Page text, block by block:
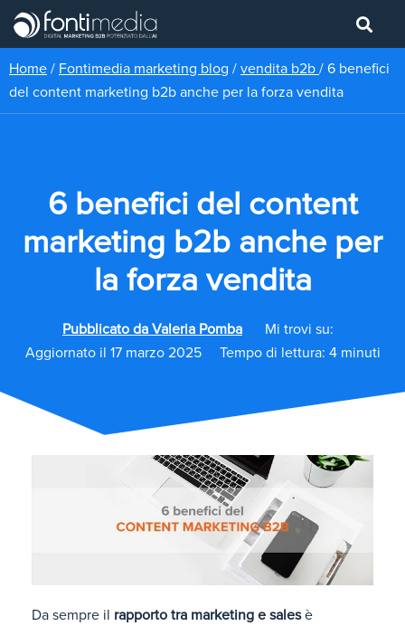
Home / Fontimedia marketing blog / vendita b2b / 6 benefici
del content marketing b2b anche per la forza vendita
6 benefici del content
marketing b2b anche per
la forza vendita
Pubblicato da Valeria Pomba
Mi trovi su:
Aggiornato il 17 marzo 2025
Tempo di lettura: 4 minuti
Da sempre il rapporto tra marketing e salesè